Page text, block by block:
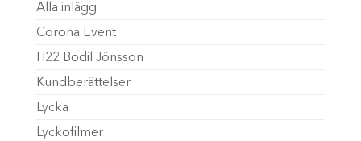
Alla inlägg
Corona Event
H22 Bodil Jönsson
Kundberättelser
Lycka
Lyckofilmer